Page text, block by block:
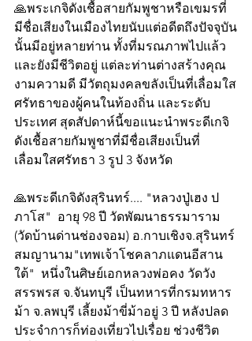
🙏พระเกจิดังเชื้อสายกัมพูชาหรือเขมรที่
มีชื่อเสียงในเมืองไทยนับแต่อดีตถึงปัจจุบัน
นั้นมีอยู่หลายท่าน ทั้งที่มรณภาพไปแล้ว
และยังมีชีวิตอยู่ แต่ละท่านต่างสร้างคุณ
งามความดี มีวัตถุมงคลขลังเป็นที่เลื่อมใส
ศรัทธาของผู้คนในท้องถิ่น และระดับ
ประเทศ สุดสัปดาห์นี้ขอแนะนำพระดีเกจิ
ดังเชื้อสายกัมพูชาที่มีชื่อเสียงเป็นที่
เลื่อมใสศรัทธา 3 รูป 3 จังหวัด
🙏พระดีเกจิดังสุรินทร์.... "หลวงปู่เฮง ป
ภาโส"  อายุ 98 ปี วัดพัฒนาธรรมาราม
(วัดบ้านด่านช่องจอม) อ.กาบเชิงจ.สุรินทร์
สมญานาม"เทพเจ้าโชคลาภแดนอีสาน
ใต้"  หนึ่งในศิษย์เอกหลวงพ่อคง วัดวัง
สรรพรส จ.จันทบุรี เป็นทหารที่กรมทหาร
ม้า จ.ลพบุรี เลี้ยงม้าขี่ม้าอยู่ 3 ปี หลังปลด
ประจำการก็ท่องเที่ยวไปเรื่อย ช่วงชีวิต